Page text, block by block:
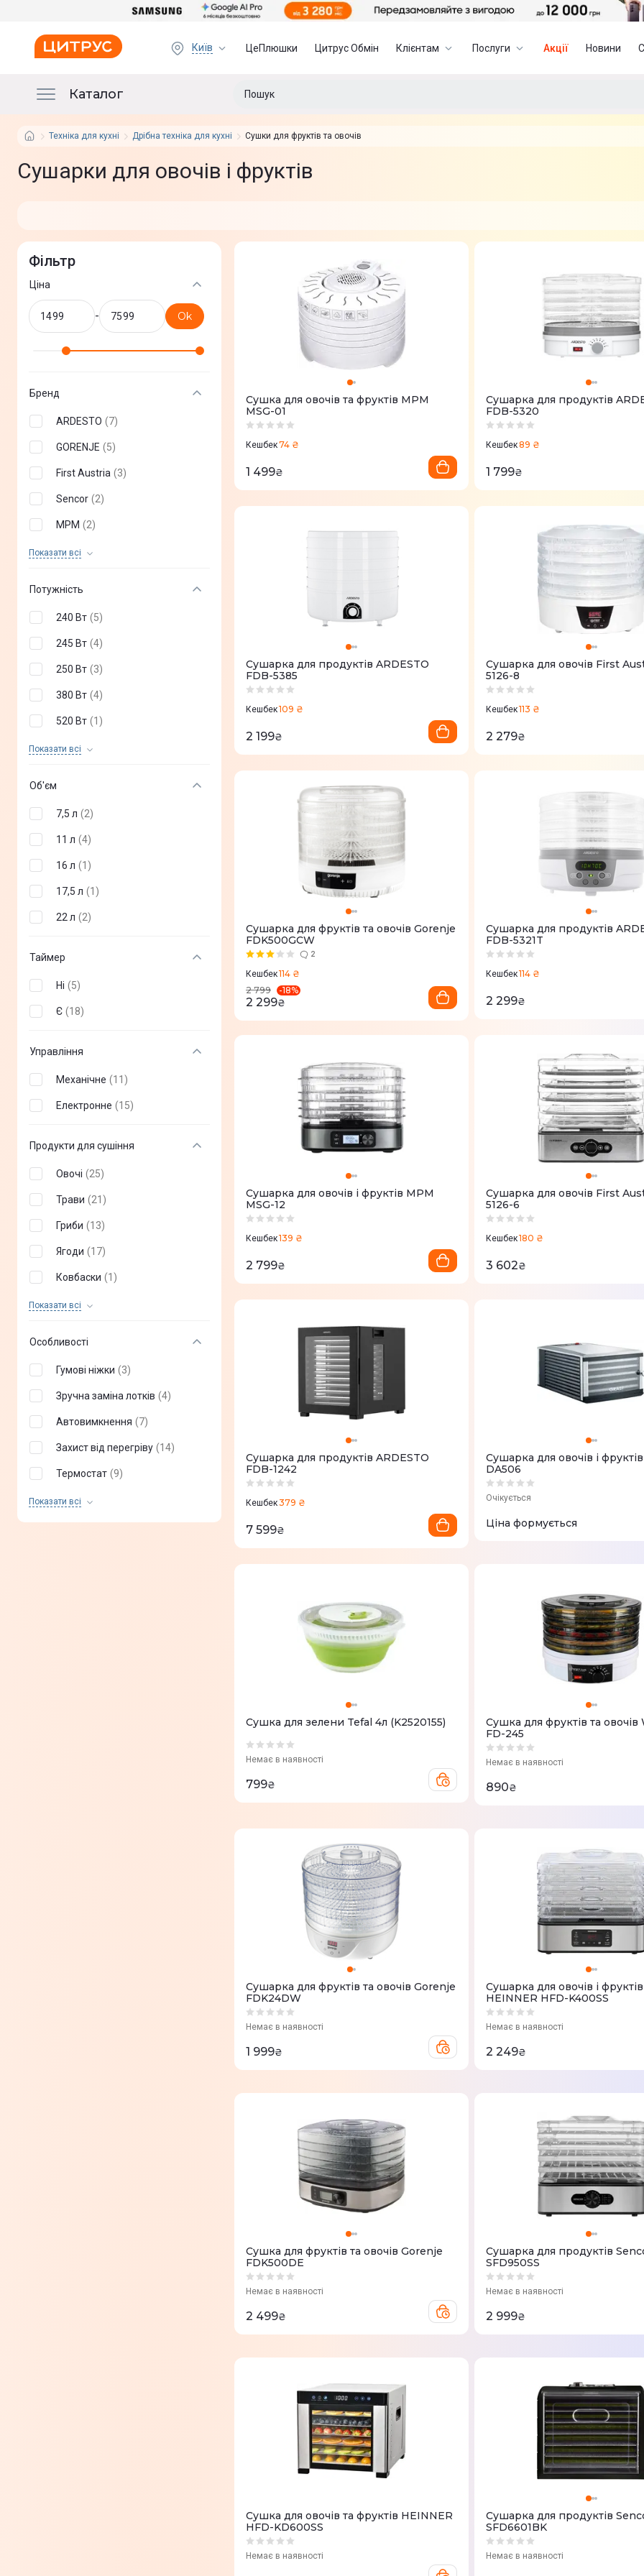
Київ ЦеПлюшки Цитрус Обмін Клієнтам Послуги Акції Новини
Каталог
Техніка для кухні Дрібна техніка для кухні Сушки для фруктів та овочів
Сушарки для овочів і фруктів
Фільтр
Ціна
- Ok
Бренд
ARDESTO (7)
GORENJE (5)
First Austria (3)
Sencor (2)
MPM (2)
Показати всi
HEINNER
Потужність
240 Вт (5)
245 Вт (4)
250 Вт (3)
380 Вт (4)
520 Вт (1 )
Показати всi
550 Вт (
Об'єм
7,5 л (2)
11 л (4)
16 л (1 )
17,5 л (1 )
22 л (2)
Таймер
Ні (5)
Є (18)
Управління
Механічне (11 )
Електронне (15)
Продукти для сушіння
Овочі (25)
Трави (21 )
Гриби (13)
Ягоди (17)
Ковбаски (1 )
Показати всi
Тісто 1
Особливості
Гумові ніжки (3)
Зручна заміна лотків (4)
Автовимкнення (7)
Захист від перегріву (14)
Термостат (9)
Показати всiІндикація роботи
Дисплей (8)
Сушка для овочів та фруктів MPM
MSG-01
Кешбек74 ₴
1 499₴
Сушарка для продуктів
FDB-5320
Кешбек89 ₴
1 799₴
Сушарка для продуктів ARDESTO
FDB-5385
Кешбек109 ₴
2 199₴
Сушарка для овочів First
5126-8
Кешбек113 ₴
2 279₴
Сушарка для фруктів та овочів Gorenje
FDK500GCW
2
Кешбек114 ₴
2 799
-18%
2 299₴
Сушарка для продуктів
FDB-5321T
Кешбек114 ₴
2 299₴
Сушарка для овочів і фруктів MPM
MSG-12
Кешбек139 ₴
2 799₴
Сушарка для овочів First
5126-6
Кешбек180 ₴
3 602₴
Сушарка для продуктів ARDESTO
FDB-1242
Кешбек379 ₴
7 599₴
Сушарка для овочів і
DA506
Очікується
Ціна формується
Сушка для зелени Tefal 4л (K2520155)
Немає в наявності
799₴
Сушка для фруктів та овочів
FD-245
Немає в наявності
890₴
Сушарка для фруктів та овочів Gorenje
FDK24DW
Немає в наявності
1 999₴
Сушарка для овочів і фруктів
HEINNER HFD-K400SS
Немає в наявності
2 249₴
Сушка для фруктів та овочів Gorenje
FDK500DE
Немає в наявності
2 499₴
Сушарка для продуктів
SFD950SS
Немає в наявності
2 999₴
Сушка для овочів та фруктів HEINNER
HFD-KD600SS
Немає в наявності
Сушарка для продуктів
SFD6601BK
Немає в наявності